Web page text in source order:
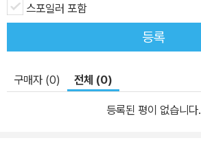
스포일러 포함
등록
구매자 (0) 전체 (0)
등록된 평이 없습니다.